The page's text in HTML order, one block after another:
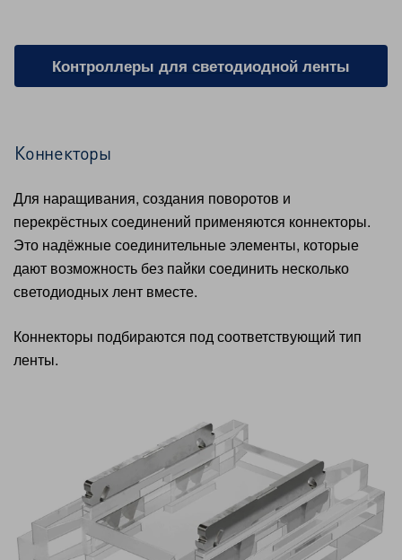
Контроллеры для светодиодной ленты
Коннекторы
Для наращивания, создания поворотов и
перекрёстных соединений применяются коннекторы.
Это надёжные соединительные элементы, которые
дают возможность без пайки соединить несколько
светодиодных лент вместе.
Коннекторы подбираются под соответствующий тип
ленты.